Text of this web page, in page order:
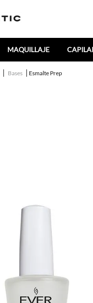
MAQUILLAJE
Bases Esmalte Prep